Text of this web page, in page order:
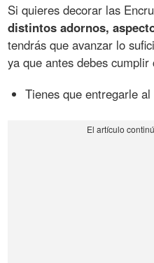
Si quieres decorar las
distintos adornos,
tendrás que avanzar lo
ya que antes debes cumplir
Tienes que entregarle